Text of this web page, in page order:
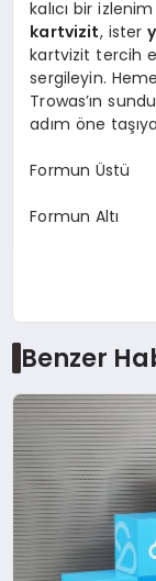
kalıcı bir
kartvizit, ister
kartvizit tercih
sergileyin.
Trowas’ın
adım öne
Formun Üstü
Formun Altı
Benzer